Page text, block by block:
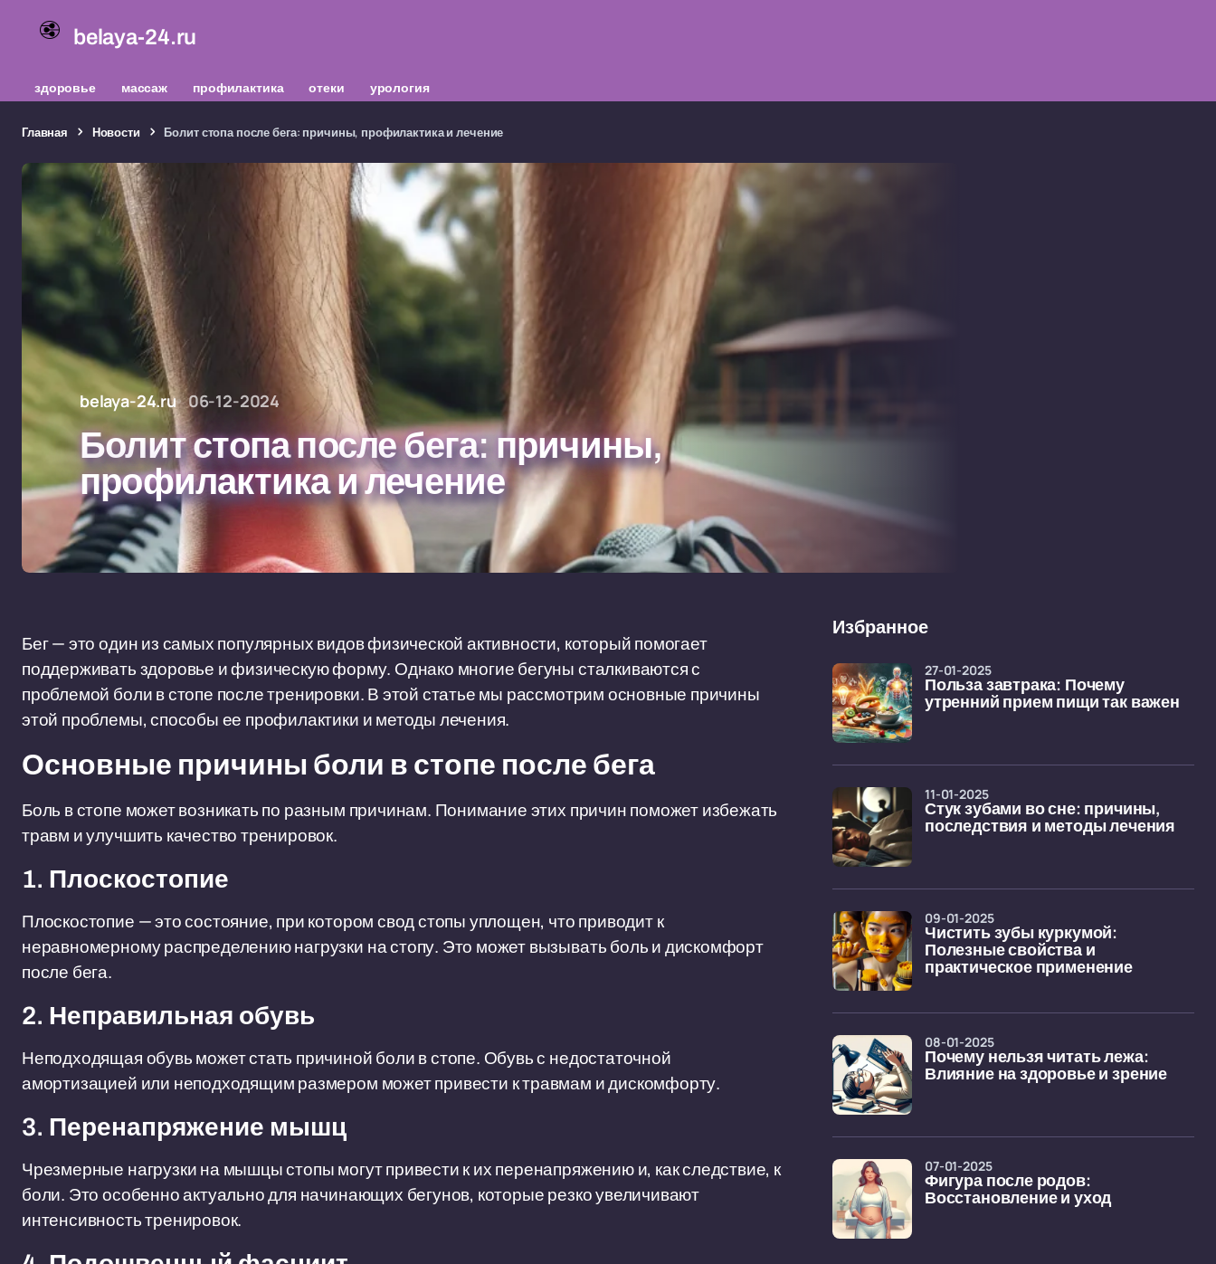
belaya-24.ru
здоровье массаж профилактика отеки урология
Главная Новости Болит стопа после бега: причины, профилактика и лечение
belaya-24.ru 06-12-2024
Болит стопа после бега: причины,
профилактика и лечение
Бег — это один из самых популярных видов физической активности, который помогает
поддерживать здоровье и физическую форму. Однако многие бегуны сталкиваются с
проблемой боли в стопе после тренировки. В этой статье мы рассмотрим основные причины
этой проблемы, способы ее профилактики и методы лечения.
Основные причины боли в стопе после бега
Боль в стопе может возникать по разным причинам. Понимание этих причин поможет избежать
травм и улучшить качество тренировок.
1. Плоскостопие
Плоскостопие — это состояние, при котором свод стопы уплощен, что приводит к
неравномерному распределению нагрузки на стопу. Это может вызывать боль и дискомфорт
после бега.
2. Неправильная обувь
Неподходящая обувь может стать причиной боли в стопе. Обувь с недостаточной
амортизацией или неподходящим размером может привести к травмам и дискомфорту.
3. Перенапряжение мышц
Чрезмерные нагрузки на мышцы стопы могут привести к их перенапряжению и, как следствие, к
боли. Это особенно актуально для начинающих бегунов, которые резко увеличивают
интенсивность тренировок.
Избранное
Польза завтрака: Почему
утренний прием пищи так важен
27-01-2025
Стук зубами во сне: причины,
последствия и методы лечения
11-01-2025
Чистить зубы куркумой:
Полезные свойства и
практическое применение
09-01-2025
Почему нельзя читать лежа:
Влияние на здоровье и зрение
08-01-2025
Фигура после родов:
Восстановление и уход
07-01-2025